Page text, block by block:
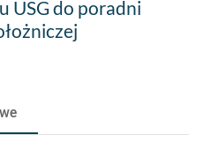
USG do poradni